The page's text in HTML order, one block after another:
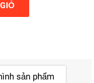
sản phẩm